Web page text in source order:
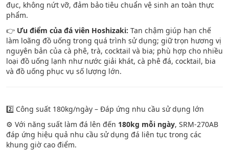
đục, không nứt vỡ, đảm bảo tiêu chuẩn vệ sinh an toàn thực
phẩm.
👉 Ưu điểm của đá viên Hoshizaki: Tan chậm giúp hạn chế
làm loãng đồ uống trong quá trình sử dụng; giữ trọn hương vị
nguyên bản của cà phê, trà, cocktail và bia; phù hợp cho nhiều
loại đồ uống lạnh như nước giải khát, cà phê đá, cocktail, bia
và đồ uống phục vụ số lượng lớn.
2️⃣ Công suất 180kg/ngày – Đáp ứng nhu cầu sử dụng lớn
⚙️ Với năng suất làm đá lên đến 180kg mỗi ngày, SRM-270AB
đáp ứng hiệu quả nhu cầu sử dụng đá liên tục trong các
khung giờ cao điểm.